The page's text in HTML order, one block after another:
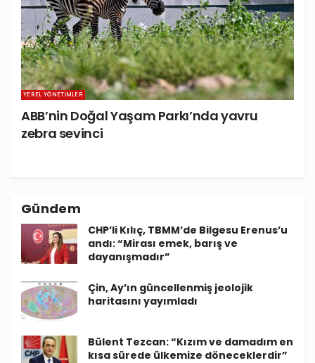
YEREL YÖNETIMLER
ABB’nin Doğal Yaşam Parkı’nda yavru
zebra sevinci
Gündem
CHP’li Kılıç, TBMM’de Bilgesu Erenus’u
andı: “Mirası emek, barış ve
dayanışmadır”
Çin, Ay’ın güncellenmiş jeolojik
haritasını yayımladı
Bülent Tezcan: “Kızım ve damadım en
kısa sürede ülkemize döneceklerdir”